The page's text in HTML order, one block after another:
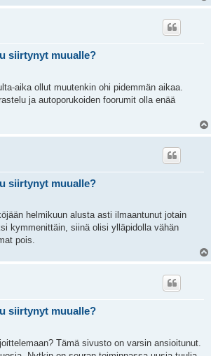
siirtynyt muualle?
aika ollut muutenkin ohi pidemmän aikaa.
ja autoporukoiden foorumit olla enää
siirtynyt muualle?
helmikuun alusta asti ilmaantunut jotain
kymmenittäin, siinä olisi ylläpidolla vähän
pois.
siirtynyt muualle?
Tämä sivusto on varsin ansioitunut.